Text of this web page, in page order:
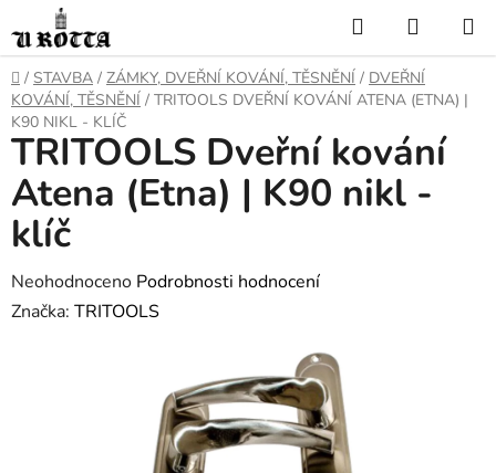
na
obsah
Hledat
KOŠÍK
DOMŮ
/ STAVBA / ZÁMKY, DVEŘNÍ KOVÁNÍ, TĚSNĚNÍ / DVEŘNÍ
KOVÁNÍ, TĚSNĚNÍ / TRITOOLS DVEŘNÍ KOVÁNÍ ATENA (ETNA) |
K90 NIKL - KLÍČ
TRITOOLS Dveřní kování
Atena (Etna) | K90 nikl -
klíč
Průměrné
hodnocení
Neohodnoceno Podrobnosti hodnocení
Značka: TRITOOLS